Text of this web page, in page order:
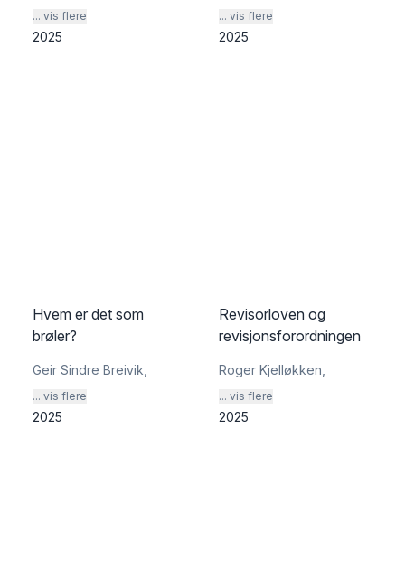
... vis flere
2025
... vis flere
2025
Hvem er det som
brøler?
Geir Sindre Breivik
... vis flere
2025
Revisorloven og
revisjonsforordningen
Roger Kjelløkken
... vis flere
2025